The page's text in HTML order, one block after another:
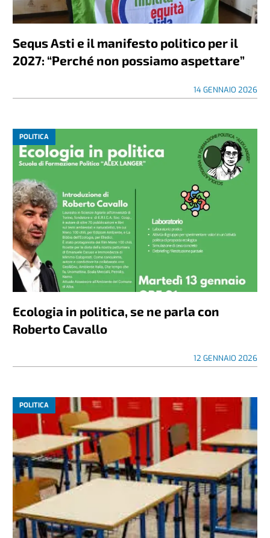
Sequs Asti e il manifesto politico per il
2027: “Perché non possiamo aspettare”
14 GENNAIO 2026
POLITICA
Ecologia in politica, se ne parla con
Roberto Cavallo
12 GENNAIO 2026
POLITICA